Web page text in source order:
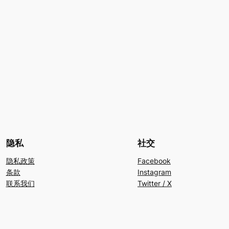
隐私
隐私政策
条款
联系我们
社交
Facebook
Instagram
Twitter / X